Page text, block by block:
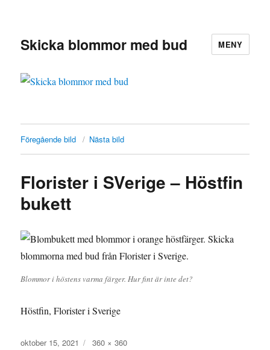
Skicka blommor med bud MENY
Föregående bild Nästa bild
Florister i SVerige – Höstfin
bukett
Blommor i höstens varma färger. Hur fint är inte det?
Höstfin, Florister i Sverige
Publicerat
oktober 15, 2021
Full
360 × 360